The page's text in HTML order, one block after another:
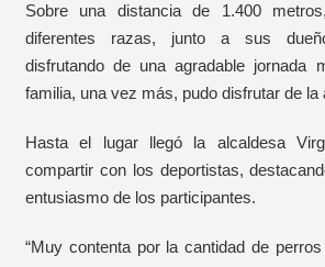
Sobre una distancia de 1.400
diferentes razas, junto a sus
disfrutando de una agradable jornada
familia, una vez más, pudo disfrutar de la
Hasta el lugar llegó la alcaldesa
compartir con los deportistas,
entusiasmo de los participantes.
“Muy contenta por la cantidad de